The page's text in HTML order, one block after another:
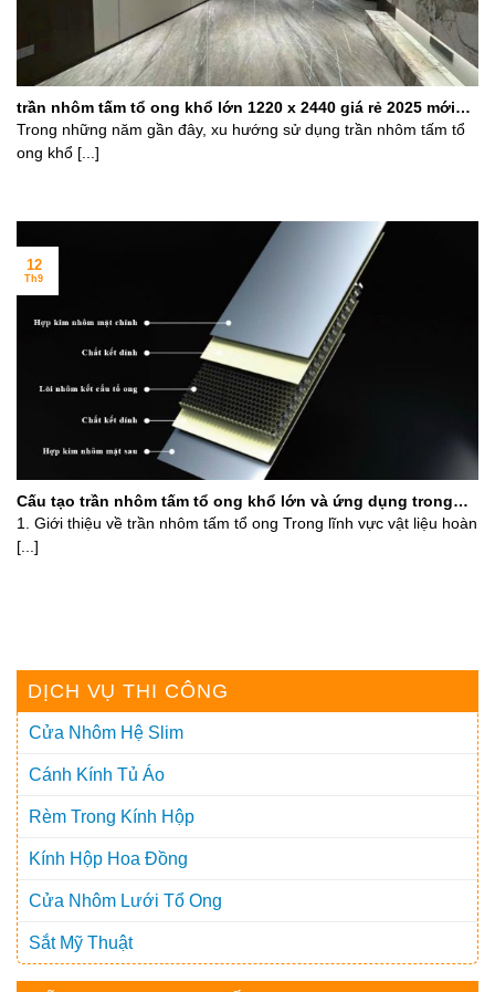
trần nhôm tấm tổ ong khổ lớn 1220 x 2440 giá rẻ 2025 mới
nhất
Trong những năm gần đây, xu hướng sử dụng trần nhôm tấm tổ
ong khổ [...]
Cấu tạo trần nhôm tấm tổ ong khổ lớn và ứng dụng trong
công trình 2025
1. Giới thiệu về trần nhôm tấm tổ ong Trong lĩnh vực vật liệu hoàn
[...]
12
Th9
DỊCH VỤ THI CÔNG
Cửa Nhôm Hệ Slim
Cánh Kính Tủ Áo
Rèm Trong Kính Hộp
Kính Hộp Hoa Đồng
Cửa Nhôm Lưới Tổ Ong
Sắt Mỹ Thuật